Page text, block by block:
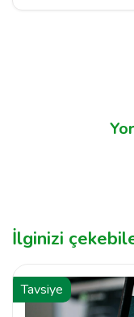
İlginizi
Tavsiye